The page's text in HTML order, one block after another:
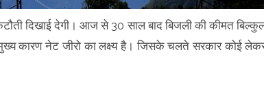
दिखाई देगी। आज से 30 साल बाद बिजली की कीमत
कारण नेट जीरो का लक्ष्य है। जिसके चलते सरकार कोई